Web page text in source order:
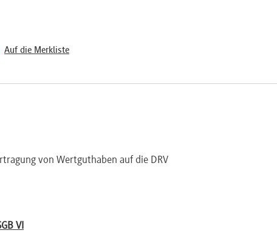
Auf die Merkliste
von Wertguthaben auf die DRV
VI